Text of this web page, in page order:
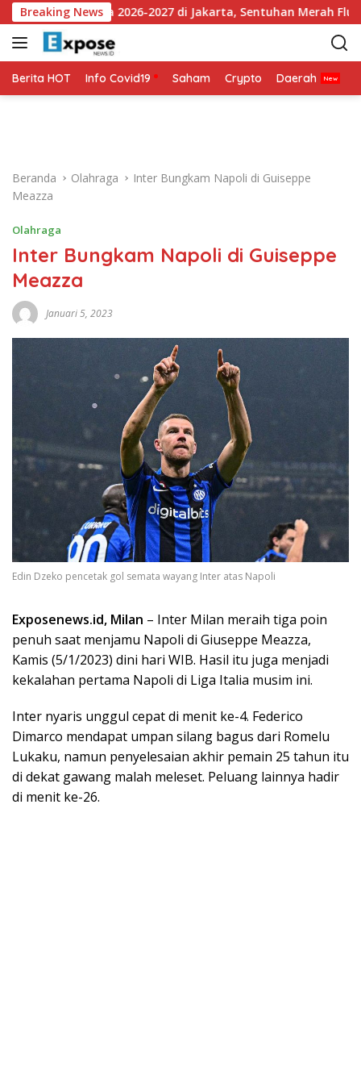
a
g
u
Breaking News
Ketiga 2026-2027 di Jakarta, Sentuhan Merah Fluoresen
Berita HOT Info Covid19 Saham Crypto Daerah
Beranda Olahraga
Inter Bungkam Napoli di Guiseppe
Meazza
Olahraga
Inter Bungkam Napoli di Guiseppe
Meazza
Januari 5, 2023
Edin Dzeko pencetak gol semata wayang Inter atas Napoli
Exposenews.id, Milan – Inter Milan meraih tiga poin
penuh saat menjamu Napoli di Giuseppe Meazza,
Kamis (5/1/2023) dini hari WIB. Hasil itu juga menjadi
kekalahan pertama Napoli di Liga Italia musim ini.
Inter nyaris unggul cepat di menit ke-4. Federico
Dimarco mendapat umpan silang bagus dari Romelu
Lukaku, namun penyelesaian akhir pemain 25 tahun itu
di dekat gawang malah meleset. Peluang lainnya hadir
di menit ke-26.